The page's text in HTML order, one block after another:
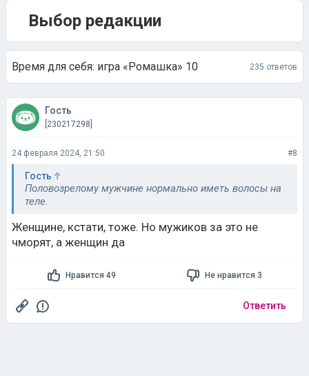
Выбор редакции
Время для себя: игра «Ромашка» 10 235 ответов
Гость
[230217298]
24 февраля 2024, 21:50 #8
Гость
Половозрелому мужчине нормально иметь волосы на
теле.
Женщине, кстати, тоже. Но мужиков за это не
чморят, а женщин да
Нравится 49 Не нравится 3
Ответить